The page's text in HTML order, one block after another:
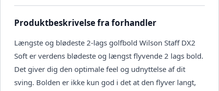
Produktbeskrivelse fra forhandler
Længste og blødeste 2-lags golfbold Wilson Staff DX2
Soft er verdens blødeste og længst flyvende 2 lags bold.
Det giver dig den optimale feel og udnyttelse af dit
sving. Bolden er ikke kun god i det at den flyver langt,